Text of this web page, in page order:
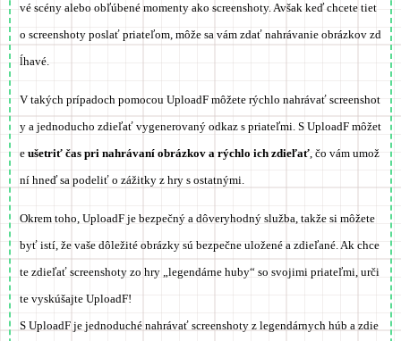
vé scény alebo obľúbené momenty ako screenshoty. Avšak keď chcete tiet
o screenshoty poslať priateľom, môže sa vám zdať nahrávanie obrázkov zd
ĺhavé.
V takých prípadoch pomocou UploadF môžete rýchlo nahrávať screenshot
y a jednoducho zdieľať vygenerovaný odkaz s priateľmi. S UploadF môžet
e ušetriť čas pri nahrávaní obrázkov a rýchlo ich zdieľať, čo vám umož
ní hneď sa podeliť o zážitky z hry s ostatnými.
Okrem toho, UploadF je bezpečný a dôveryhodný služba, takže si môžete
byť istí, že vaše dôležité obrázky sú bezpečne uložené a zdieľané. Ak chce
te zdieľať screenshoty zo hry „legendárne huby“ so svojimi priateľmi, urči
te vyskúšajte UploadF!
S UploadF je jednoduché nahrávať screenshoty z legendárnych húb a zdie